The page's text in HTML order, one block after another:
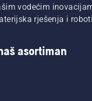
vodećim
rješenja i
asortiman